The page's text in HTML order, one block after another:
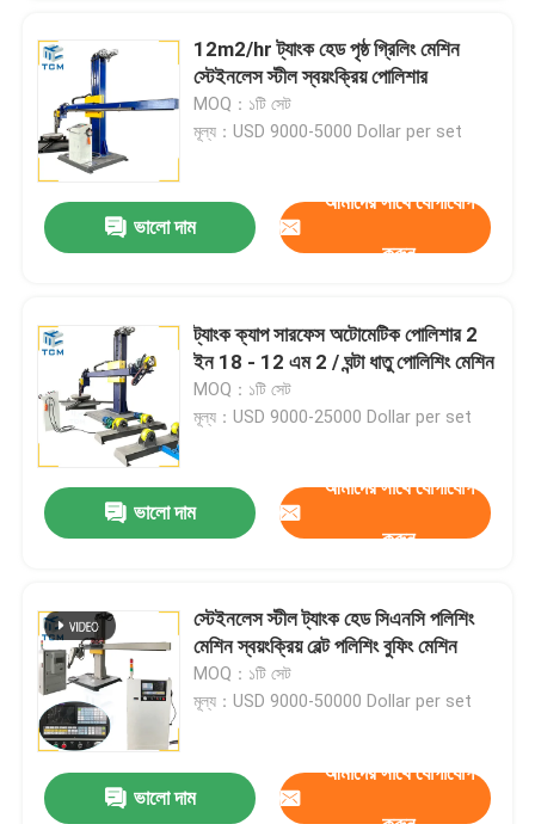
বাড়ি
পণ্য
আমাদের সম্বন্ধে
12m2/hr ট্যাংক হেড পৃষ্ঠ গ্রিলিং মেশিন
স্টেইনলেস স্টীল স্বয়ংক্রিয় পোলিশার
MOQ：১টি সেট
মূল্য：USD 9000-5000 Dollar per set
ভালো দাম
আমাদের সাথে যোগাযোগ
করুন
ট্যাংক ক্যাপ সারফেস অটোমেটিক পোলিশার 2
ইন 18 - 12 এম 2 / ঘন্টা ধাতু পোলিশিং মেশিন
MOQ：১টি সেট
মূল্য：USD 9000-25000 Dollar per set
ভালো দাম
আমাদের সাথে যোগাযোগ
করুন
স্টেইনলেস স্টীল ট্যাংক হেড সিএনসি পলিশিং
মেশিন স্বয়ংক্রিয় বেল্ট পলিশিং বুফিং মেশিন
MOQ：১টি সেট
মূল্য：USD 9000-50000 Dollar per set
ভালো দাম
আমাদের সাথে যোগাযোগ
ধাতু শীট স্বয়ংক্রিয় শীট পোলিশিং মেশিন স্যান্ডিং Deburring মেশিন 2200mm